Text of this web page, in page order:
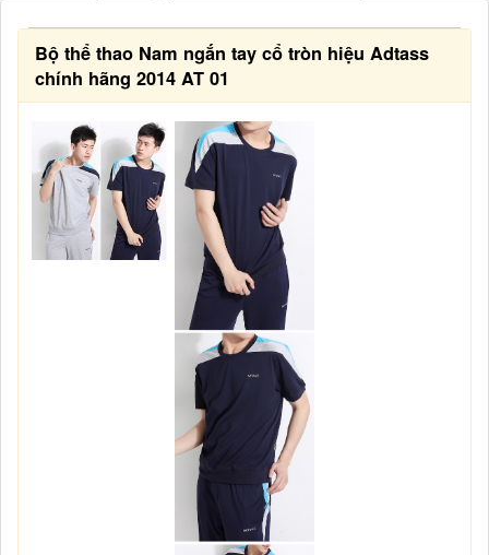
Bộ thể thao Nam ngắn tay cổ tròn hiệu Adtass
chính hãng 2014 AT 01